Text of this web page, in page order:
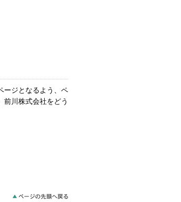
ージとなるよう、ペ
前川株式会社をどう